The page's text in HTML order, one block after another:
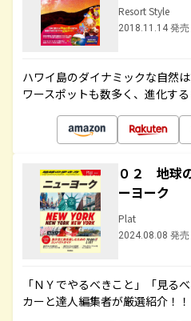
Resort Style
2018.11.14 発売
ハワイ島のダイナミックな自然
ワースポットも数多く、進化す
０２ 地球
ーヨーク
Plat
2024.08.08 発売
「ＮＹでやるべきこと」「見る
カーと達人編集者が厳選紹介！